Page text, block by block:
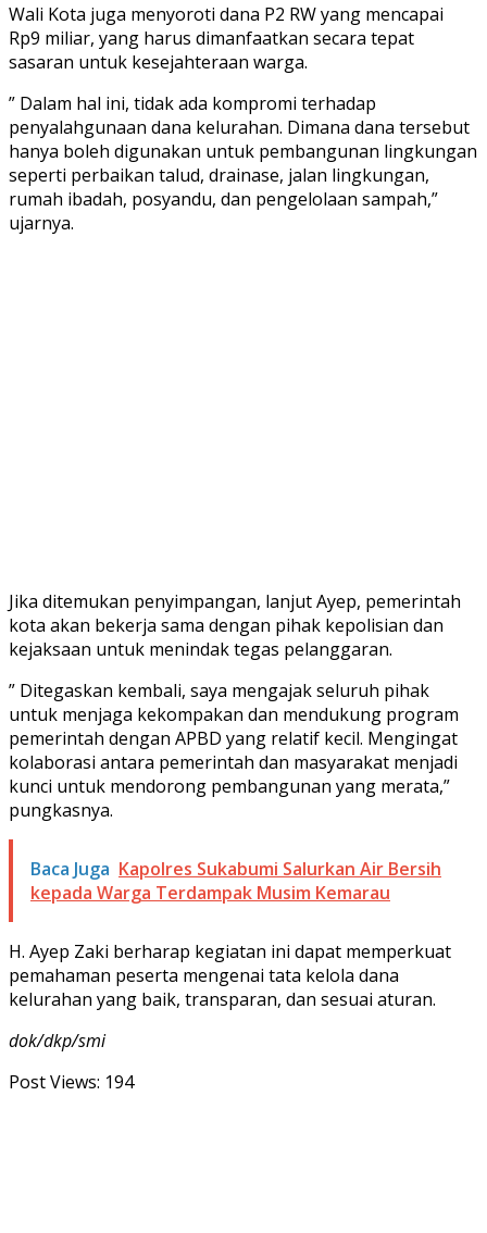
Wali Kota juga menyoroti dana P2 RW yang mencapai
Rp9 miliar, yang harus dimanfaatkan secara tepat
sasaran untuk kesejahteraan warga.
” Dalam hal ini, tidak ada kompromi terhadap
penyalahgunaan dana kelurahan. Dimana dana tersebut
hanya boleh digunakan untuk pembangunan lingkungan
seperti perbaikan talud, drainase, jalan lingkungan,
rumah ibadah, posyandu, dan pengelolaan sampah,”
ujarnya.
Jika ditemukan penyimpangan, lanjut Ayep, pemerintah
kota akan bekerja sama dengan pihak kepolisian dan
kejaksaan untuk menindak tegas pelanggaran.
” Ditegaskan kembali, saya mengajak seluruh pihak
untuk menjaga kekompakan dan mendukung program
pemerintah dengan APBD yang relatif kecil. Mengingat
kolaborasi antara pemerintah dan masyarakat menjadi
kunci untuk mendorong pembangunan yang merata,”
pungkasnya.
Baca Juga Kapolres Sukabumi Salurkan Air Bersih
kepada Warga Terdampak Musim Kemarau
H. Ayep Zaki berharap kegiatan ini dapat memperkuat
pemahaman peserta mengenai tata kelola dana
kelurahan yang baik, transparan, dan sesuai aturan.
dok/dkp/smi
Post Views: 194